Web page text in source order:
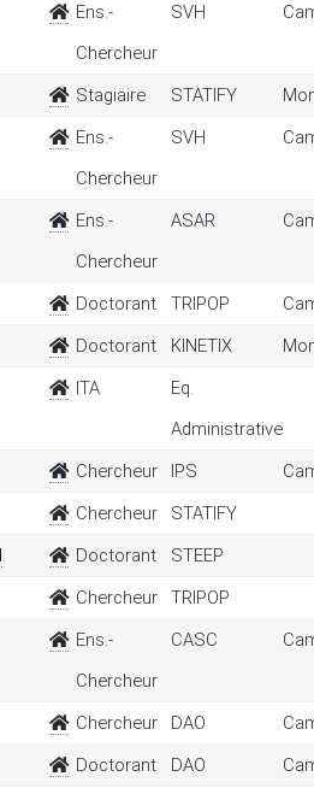
Ens.-
Chercheur
SVH
Stagiaire STATIFY
Ens.-
Chercheur
SVH
Ens.-
Chercheur
ASAR
Doctorant TRIPOP
Doctorant KINETIX
ITA
Eq.
Administrative
Chercheur IPS
Chercheur
STATIFY
Doctorant
STEEP
Chercheur
TRIPOP
Ens.-
Chercheur
CASC
Chercheur DAO
Doctorant DAO